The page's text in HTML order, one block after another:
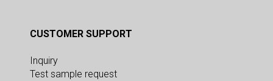
CUSTOMER SUPPORT
Inquiry
Test sample request